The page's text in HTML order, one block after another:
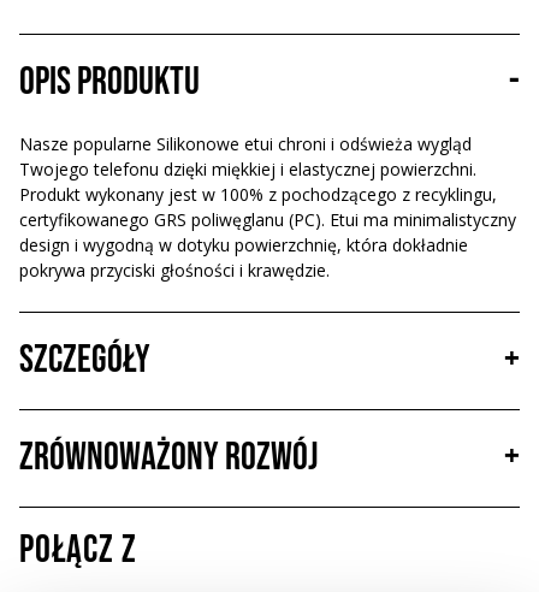
Opis produktu -
Nasze popularne Silikonowe etui chroni i odświeża wygląd
Twojego telefonu dzięki miękkiej i elastycznej powierzchni.
Produkt wykonany jest w 100% z pochodzącego z recyklingu,
certyfikowanego GRS poliwęglanu (PC). Etui ma minimalistyczny
design i wygodną w dotyku powierzchnię, która dokładnie
pokrywa przyciski głośności i krawędzie.
Szczegóły +
Zrównoważony rozwój
+
Połącz z